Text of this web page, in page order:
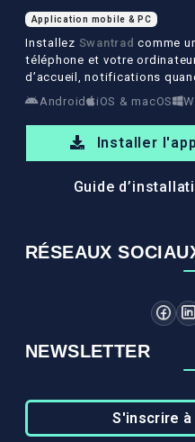
Application mobile & PC
Installez Swantrad comme
téléphone et votre
d’accueil, notifications
Android
iOS & macOS
Installer
Guide
RÉSEAUX
NEWSLETTER
S'inscrire